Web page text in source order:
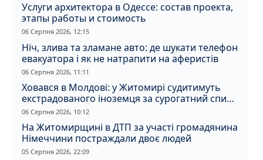
Услуги архитектора в Одессе: состав проекта,
этапы работы и стоимость
06 Серпня 2026, 12:15
Ніч, злива та зламане авто: де шукати телефон
евакуатора і як не натрапити на аферистів
06 Серпня 2026, 11:11
Ховався в Молдові: у Житомирі судитимуть
екстрадованого іноземця за сурогатний спирт
і відмивання грошей
06 Серпня 2026, 10:12
На Житомирщині в ДТП за участі громадянина
Німеччини постраждали двоє людей
05 Серпня 2026, 22:09